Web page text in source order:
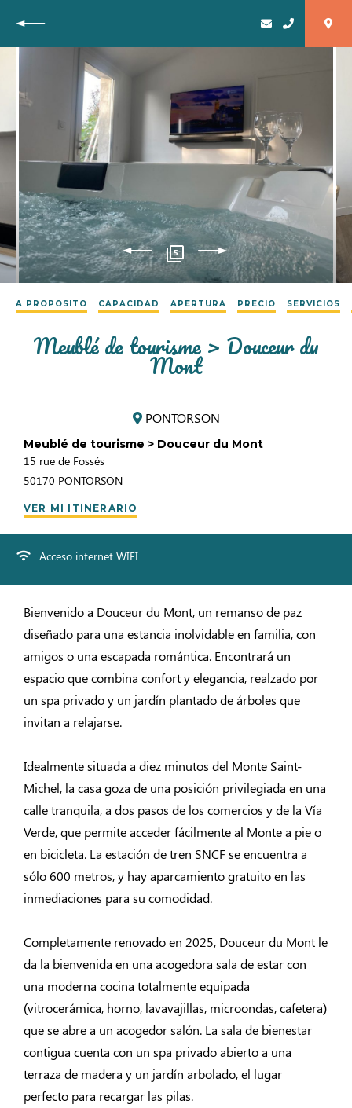
Vuelta
5
A PROPOSITO CAPACIDAD APERTURA PRECIO SERVICIOS
Meublé de tourisme > Douceur du
Mont
PONTORSON
Meublé de tourisme > Douceur du Mont
15 rue de Fossés
50170 PONTORSON
VER MI ITINERARIO
Acceso internet WIFI
Bienvenido a Douceur du Mont, un remanso de paz
diseñado para una estancia inolvidable en familia, con
amigos o una escapada romántica. Encontrará un
espacio que combina confort y elegancia, realzado por
un spa privado y un jardín plantado de árboles que
invitan a relajarse.
Idealmente situada a diez minutos del Monte Saint-
Michel, la casa goza de una posición privilegiada en una
calle tranquila, a dos pasos de los comercios y de la Vía
Verde, que permite acceder fácilmente al Monte a pie o
en bicicleta. La estación de tren SNCF se encuentra a
sólo 600 metros, y hay aparcamiento gratuito en las
inmediaciones para su comodidad.
Completamente renovado en 2025, Douceur du Mont le
da la bienvenida en una acogedora sala de estar con
una moderna cocina totalmente equipada
(vitrocerámica, horno, lavavajillas, microondas, cafetera)
que se abre a un acogedor salón. La sala de bienestar
contigua cuenta con un spa privado abierto a una
terraza de madera y un jardín arbolado, el lugar
perfecto para recargar las pilas.